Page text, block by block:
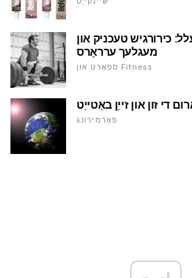
כירורגיש טעכניק און
מעגלעך ערראָרס
ספּאָרט און Fitness
די זון און זייַן באַטייַט
פאָרמירונג